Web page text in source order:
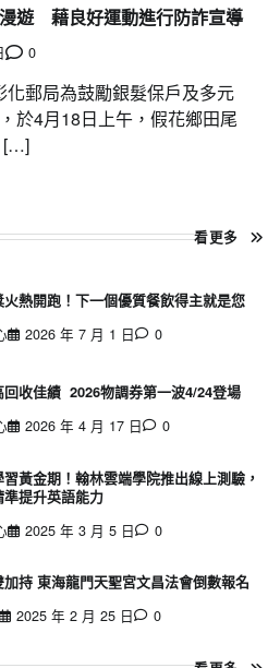
遊 藉良好運動進行防詐宣導
0
郵局為鼓勵銀髮保戶及多元
於4月18日上午，假花鄉田尾
[…]
看更多
熱開跑！下一個優質餐飲得主就是您
2026 年 7 月 1 日 0
回收佳績 2026物調券第一波4/24登場
2026 年 4 月 17 日 0
黃金期！翰林雲端學院推出線上測驗，
提升英語能力
2025 年 3 月 5 日 0
持 東海龍門天聖宮文昌法會倒數報名
2025 年 2 月 25 日 0